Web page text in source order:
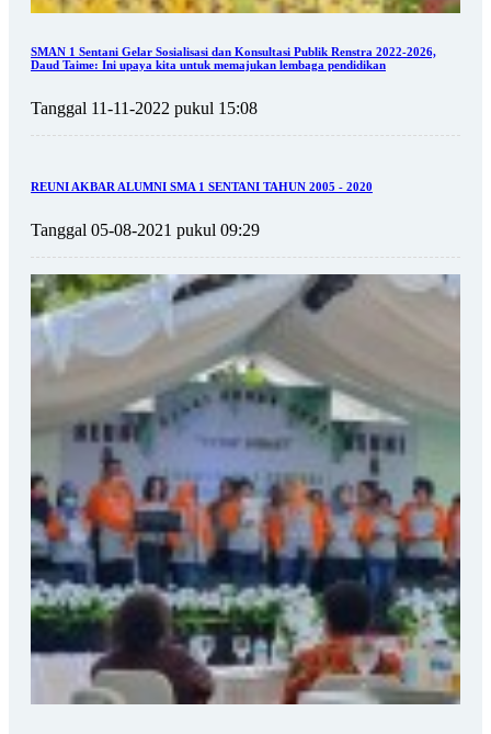
SMAN 1 Sentani Gelar Sosialisasi dan Konsultasi Publik Renstra 2022-2026,
Daud Taime: Ini upaya kita untuk memajukan lembaga pendidikan
Tanggal 11-11-2022 pukul 15:08
REUNI AKBAR ALUMNI SMA 1 SENTANI TAHUN 2005 - 2020
Tanggal 05-08-2021 pukul 09:29